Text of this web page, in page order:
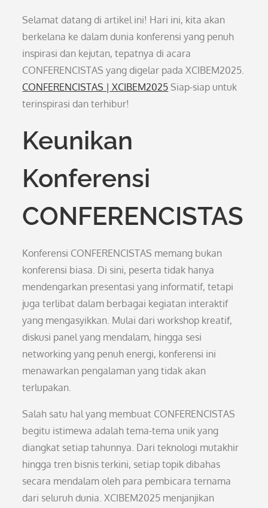
Selamat datang di artikel ini! Hari ini, kita akan
berkelana ke dalam dunia konferensi yang penuh
inspirasi dan kejutan, tepatnya di acara
CONFERENCISTAS yang digelar pada XCIBEM2025.
CONFERENCISTAS | XCIBEM2025 Siap-siap untuk
terinspirasi dan terhibur!
Keunikan
Konferensi
CONFERENCISTAS
Konferensi CONFERENCISTAS memang bukan
konferensi biasa. Di sini, peserta tidak hanya
mendengarkan presentasi yang informatif, tetapi
juga terlibat dalam berbagai kegiatan interaktif
yang mengasyikkan. Mulai dari workshop kreatif,
diskusi panel yang mendalam, hingga sesi
networking yang penuh energi, konferensi ini
menawarkan pengalaman yang tidak akan
terlupakan.
Salah satu hal yang membuat CONFERENCISTAS
begitu istimewa adalah tema-tema unik yang
diangkat setiap tahunnya. Dari teknologi mutakhir
hingga tren bisnis terkini, setiap topik dibahas
secara mendalam oleh para pembicara ternama
dari seluruh dunia. XCIBEM2025 menjanjikan